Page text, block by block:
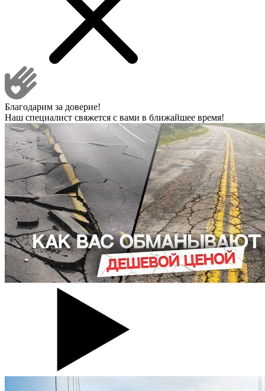
Благодарим за доверие!
Наш специалист свяжется с вами в ближайшее время!